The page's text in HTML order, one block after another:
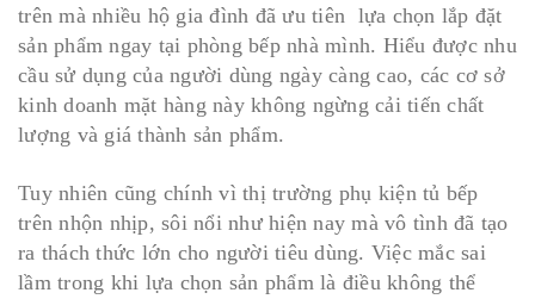
trên mà nhiều hộ gia đình đã ưu tiên lựa chọn lắp đặt
sản phẩm ngay tại phòng bếp nhà mình. Hiểu được nhu
cầu sử dụng của người dùng ngày càng cao, các cơ sở
kinh doanh mặt hàng này không ngừng cải tiến chất
lượng và giá thành sản phẩm.
Tuy nhiên cũng chính vì thị trường phụ kiện tủ bếp
trên nhộn nhịp, sôi nổi như hiện nay mà vô tình đã tạo
ra thách thức lớn cho người tiêu dùng. Việc mắc sai
lầm trong khi lựa chọn sản phẩm là điều không thể